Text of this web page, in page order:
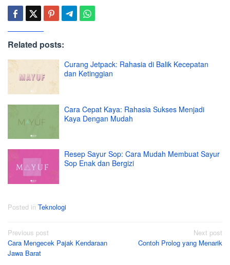
Related posts:
Curang Jetpack: Rahasia di Balik Kecepatan
dan Ketinggian
Cara Cepat Kaya: Rahasia Sukses Menjadi
Kaya Dengan Mudah
Resep Sayur Sop: Cara Mudah Membuat Sayur
Sop Enak dan Bergizi
Posted in Teknologi
Post
navigation
Previous post
Cara Mengecek Pajak Kendaraan
Jawa Barat
Next post
Contoh Prolog yang Menarik